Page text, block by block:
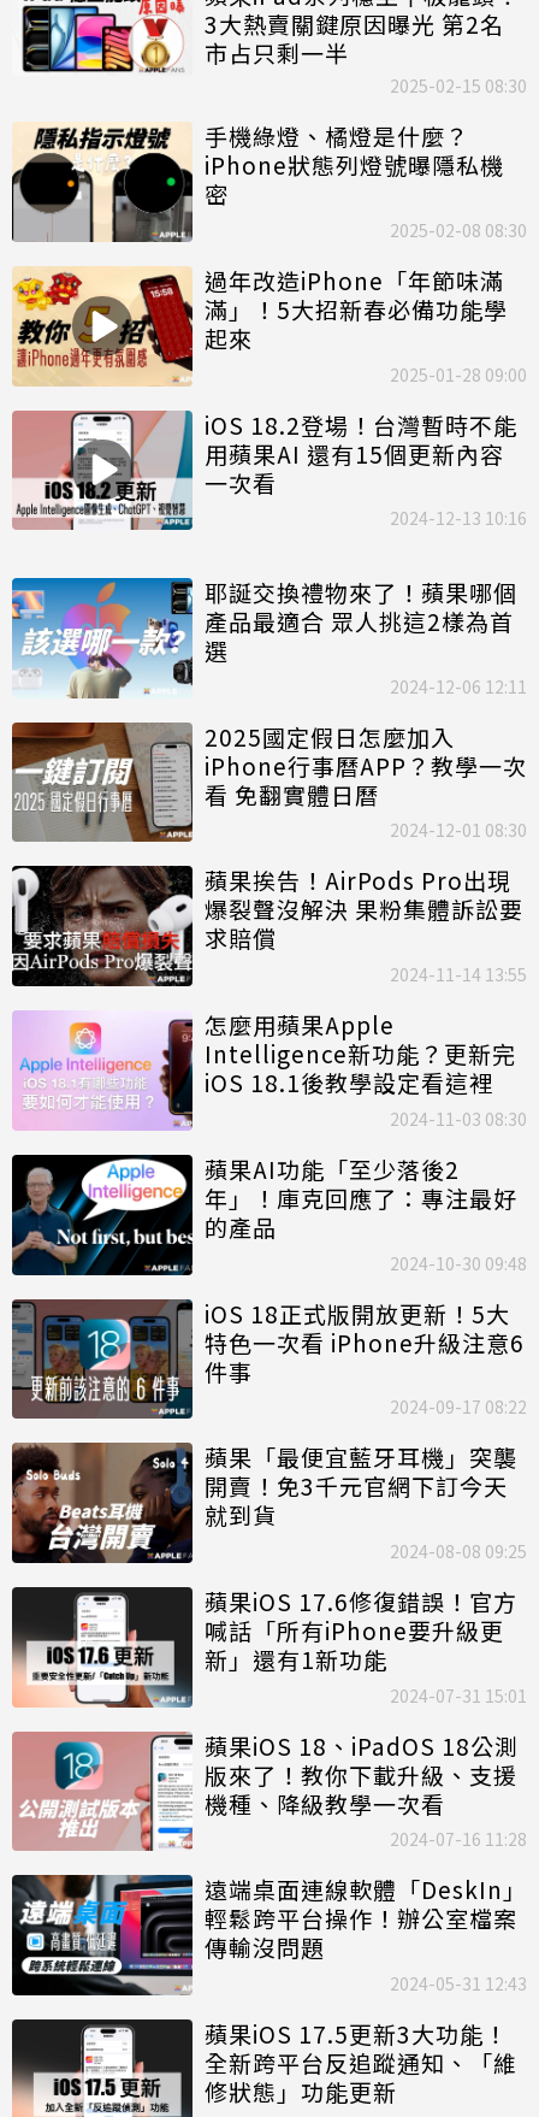
3大熱賣關鍵原因曝光 第2名
市占只剩一半
2025-02-15 08:30
手機綠燈、橘燈是什麼？
iPhone狀態列燈號曝隱私機
密
2025-02-08 08:30
過年改造iPhone「年節味滿
滿」！5大招新春必備功能學
起來
2025-01-28 09:00
iOS 18.2登場！台灣暫時不能
用蘋果AI 還有15個更新內容
一次看
2024-12-13 10:16
耶誕交換禮物來了！蘋果哪個
產品最適合 眾人挑這2樣為首
選
2024-12-06 12:11
2025國定假日怎麼加入
iPhone行事曆APP？教學一次
看 免翻實體日曆
2024-12-01 08:30
蘋果挨告！AirPods Pro出現
爆裂聲沒解決 果粉集體訴訟要
求賠償
2024-11-14 13:55
怎麼用蘋果Apple
Intelligence新功能？更新完
iOS 18.1後教學設定看這裡
2024-11-03 08:30
蘋果AI功能「至少落後2
年」！庫克回應了：專注最好
的產品
2024-10-30 09:48
iOS 18正式版開放更新！5大
特色一次看 iPhone升級注意6
件事
2024-09-17 08:22
蘋果「最便宜藍牙耳機」突襲
開賣！免3千元官網下訂今天
就到貨
2024-08-08 09:25
蘋果iOS 17.6修復錯誤！官方
喊話「所有iPhone要升級更
新」還有1新功能
2024-07-31 15:01
蘋果iOS 18、iPadOS 18公測
版來了！教你下載升級、支援
機種、降級教學一次看
2024-07-16 11:28
遠端桌面連線軟體「DeskIn」
輕鬆跨平台操作！辦公室檔案
傳輸沒問題
2024-05-31 12:43
蘋果iOS 17.5更新3大功能！
全新跨平台反追蹤通知、「維
修狀態」功能更新